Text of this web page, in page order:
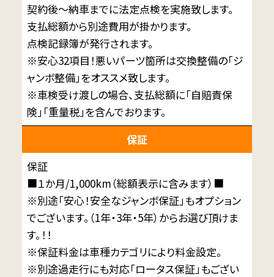
契約後～納車までに法定点検を実施致します。
支払総額から別途費用が掛かります。
点検記録簿が発行されます。
※安心32項目！悪いパーツ箇所は交換整備の「ジ
ャンボ整備」をオススメ致します。
※車検受け渡しの場合、支払総額に「自賠責保
険」「重量税」を含んでおります。
保証
保証
■１か月/1,000km（総額表示に含みます）■
※別途「安心！安全なジャンボ保証」もオプション
でございます。（1年・3年・5年）からお選び頂けま
す。！！
※保証料金は車種カテゴリにより料金設定。
※別途過走行にも対応「ロータス保証」もござい